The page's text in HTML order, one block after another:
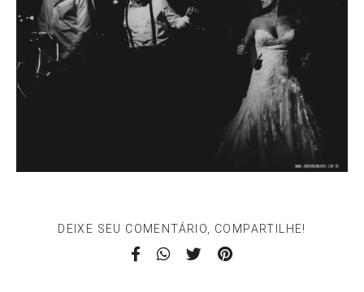
DEIXE SEU COMENTÁRIO, COMPARTILHE!